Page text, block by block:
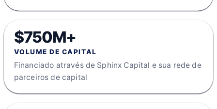
$750M+
VOLUME DE CAPITAL
Financiado através de Sphinx Capital e sua rede de
parceiros de capital